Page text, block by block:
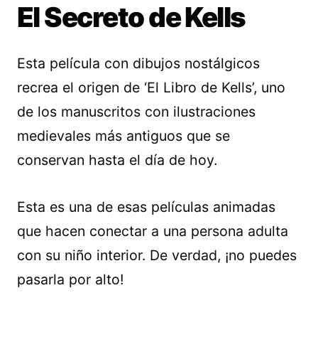
El Secreto de Kells
Esta película con dibujos nostálgicos
recrea el origen de ‘El Libro de Kells’, uno
de los manuscritos con ilustraciones
medievales más antiguos que se
conservan hasta el día de hoy.
Esta es una de esas películas animadas
que hacen conectar a una persona adulta
con su niño interior. De verdad, ¡no puedes
pasarla por alto!